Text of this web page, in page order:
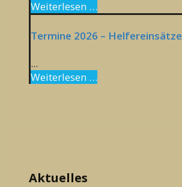
Weiterlesen …
Termine 2026 – Helfereinsätze
...
Weiterlesen …
Aktuelles